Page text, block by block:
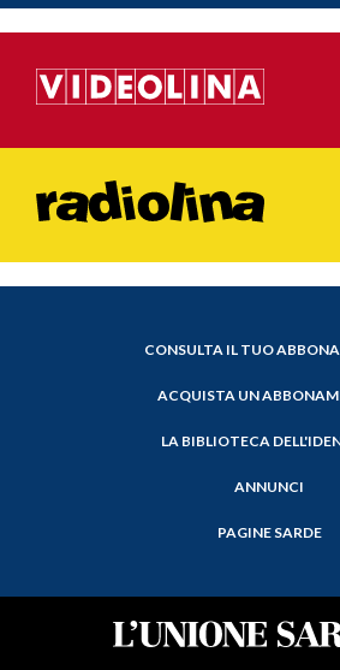
CONSULTA IL TUO
ACQUISTA UN
LA BIBLIOTECA
ANNUNCI
PAGINE SARDE